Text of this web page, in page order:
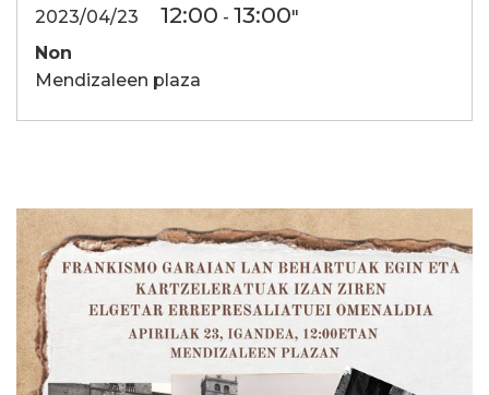
2023/04/23
12:00 - 13:00"
Non
Mendizaleen plaza